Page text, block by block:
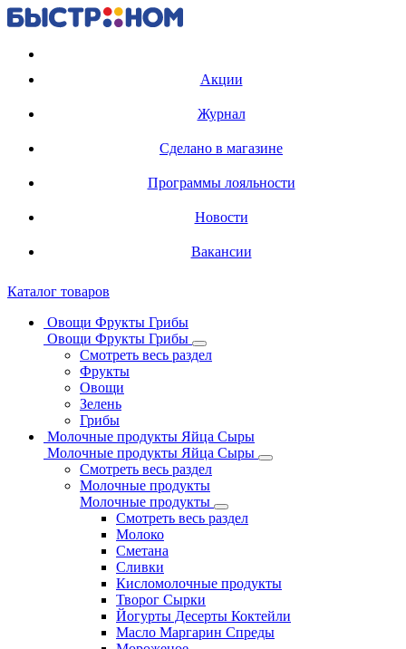
Акции
Журнал
Сделано в магазине
Программы лояльности
Новости
Вакансии
Каталог товаров
Овощи Фрукты Грибы
Овощи Фрукты Грибы
Смотреть весь раздел
Фрукты
Овощи
Зелень
Грибы
Молочные продукты Яйца Сыры
Молочные продукты Яйца Сыры
Смотреть весь раздел
Молочные продукты
Молочные продукты
Смотреть весь раздел
Молоко
Сметана
Сливки
Кисломолочные продукты
Творог Сырки
Йогурты Десерты Коктейли
Масло Маргарин Спреды